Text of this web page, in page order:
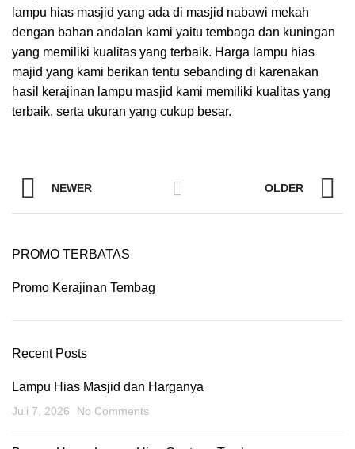
lampu hias masjid yang ada di masjid nabawi mekah
dengan bahan andalan kami yaitu tembaga dan kuningan
yang memiliki kualitas yang terbaik. Harga lampu hias
majid yang kami berikan tentu sebanding di karenakan
hasil kerajinan lampu masjid kami memiliki kualitas yang
terbaik, serta ukuran yang cukup besar.
NEWER OLDER
PROMO TERBATAS
Promo Kerajinan Tembag
Recent Posts
Lampu Hias Masjid dan Harganya
Juli 7, 2026 No Comments